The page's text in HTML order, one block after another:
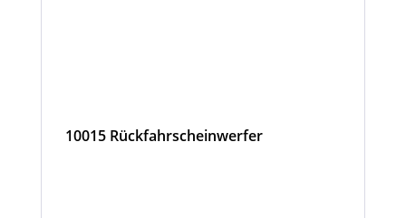
10015 Rückfahrscheinwerfer